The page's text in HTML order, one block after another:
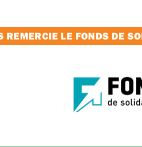
REMERCIE LE FONDS DE